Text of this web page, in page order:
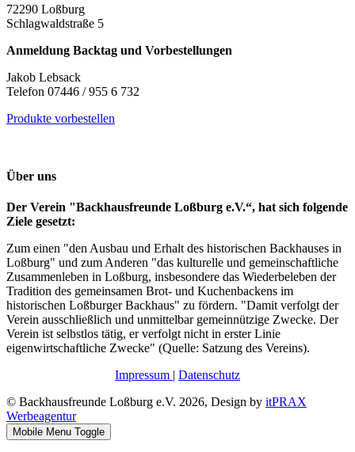
72290 Loßburg
Schlagwaldstraße 5
Anmeldung Backtag und Vorbestellungen
Jakob Lebsack
Telefon 07446 / 955 6 732
Produkte vorbestellen
Über uns
Der Verein "Backhausfreunde Loßburg e.V.“, hat sich folgende
Ziele gesetzt:
Zum einen "den Ausbau und Erhalt des historischen Backhauses in
Loßburg" und zum Anderen "das kulturelle und gemeinschaftliche
Zusammenleben in Loßburg, insbesondere das Wiederbeleben der
Tradition des gemeinsamen Brot- und Kuchenbackens im
historischen Loßburger Backhaus" zu fördern. "Damit verfolgt der
Verein ausschließlich und unmittelbar gemeinnützige Zwecke. Der
Verein ist selbstlos tätig, er verfolgt nicht in erster Linie
eigenwirtschaftliche Zwecke" (Quelle: Satzung des Vereins).
Impressum | Datenschutz
© Backhausfreunde Loßburg e.V. 2026, Design by itPRAX
Werbeagentur
Mobile Menu Toggle